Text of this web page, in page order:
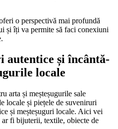
o perspectivă mai profundă
și îți va permite să faci conexiuni
autentice și încântă-
locale
arta și meșteșugurile sale
locale și piețele de suveniruri
și meșteșuguri locale. Aici vei
ar fi bijuterii, textile, obiecte de